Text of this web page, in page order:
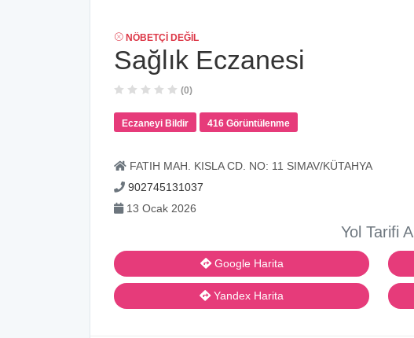
NÖBETÇI DEĞIL
Sağlık Eczanesi
(0)
Eczaneyi Bildir 416 Görüntülenme
FATIH MAH. KISLA CD. NO: 11 SIMAV/KÜTAHYA
902745131037
13 Ocak 2026
Yol Tarifi Al
Google Harita
Yandex Harita